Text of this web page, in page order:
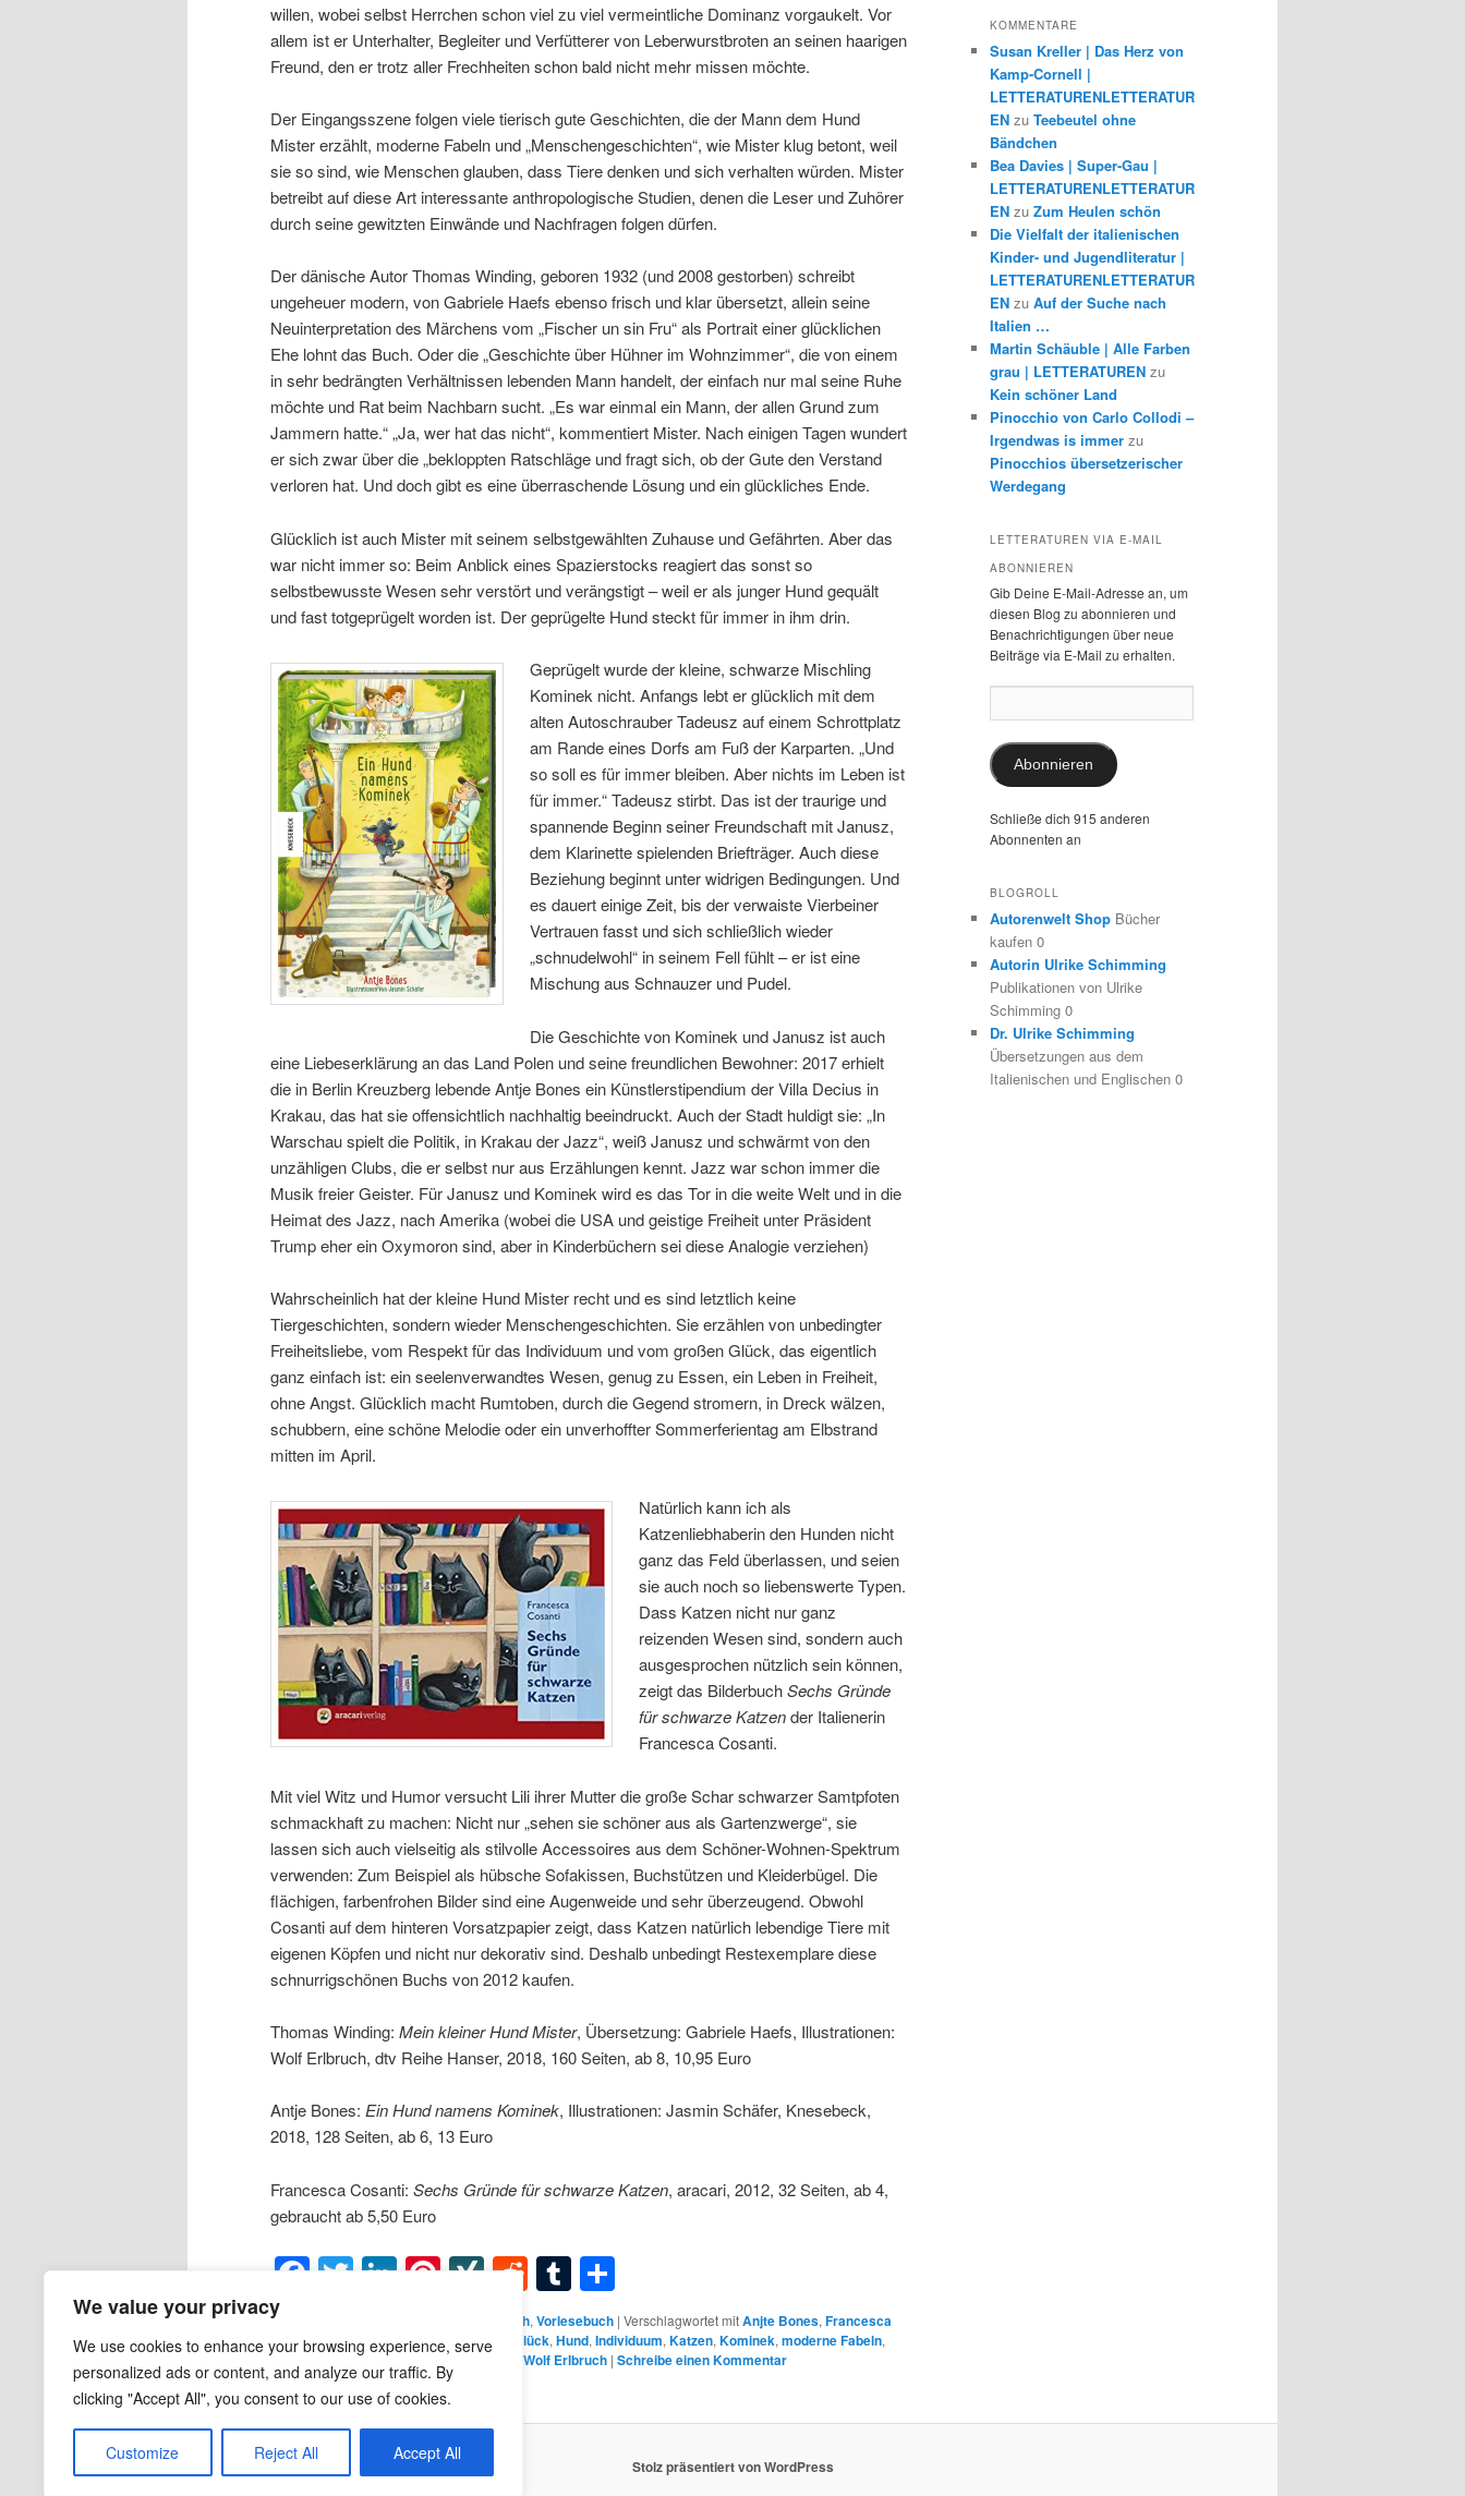
We value your privacy
We use cookies to enhance your browsing experience, serve
personalized ads or content, and analyze our traffic. By
clicking "Accept All", you consent to our use of cookies.
Customize Reject All Accept All
willen, wobei selbst Herrchen schon viel zu viel vermeintliche Dominanz vorgaukelt. Vor
allem ist er Unterhalter, Begleiter und Verfütterer von Leberwurstbroten an seinen haarigen
Freund, den er trotz aller Frechheiten schon bald nicht mehr missen möchte.
Der Eingangsszene folgen viele tierisch gute Geschichten, die der Mann dem Hund
Mister erzählt, moderne Fabeln und „Menschengeschichten“, wie Mister klug betont, weil
sie so sind, wie Menschen glauben, dass Tiere denken und sich verhalten würden. Mister
betreibt auf diese Art interessante anthropologische Studien, denen die Leser und Zuhörer
durch seine gewitzten Einwände und Nachfragen folgen dürfen.
Der dänische Autor Thomas Winding, geboren 1932 (und 2008 gestorben) schreibt
ungeheuer modern, von Gabriele Haefs ebenso frisch und klar übersetzt, allein seine
Neuinterpretation des Märchens vom „Fischer un sin Fru“ als Portrait einer glücklichen
Ehe lohnt das Buch. Oder die „Geschichte über Hühner im Wohnzimmer“, die von einem
in sehr bedrängten Verhältnissen lebenden Mann handelt, der einfach nur mal seine Ruhe
möchte und Rat beim Nachbarn sucht. „Es war einmal ein Mann, der allen Grund zum
Jammern hatte.“ „Ja, wer hat das nicht“, kommentiert Mister. Nach einigen Tagen wundert
er sich zwar über die „bekloppten Ratschläge und fragt sich, ob der Gute den Verstand
verloren hat. Und doch gibt es eine überraschende Lösung und ein glückliches Ende.
Glücklich ist auch Mister mit seinem selbstgewählten Zuhause und Gefährten. Aber das
war nicht immer so: Beim Anblick eines Spazierstocks reagiert das sonst so
selbstbewusste Wesen sehr verstört und verängstigt – weil er als junger Hund gequält
und fast totgeprügelt worden ist. Der geprügelte Hund steckt für immer in ihm drin.
Geprügelt wurde der kleine, schwarze Mischling
Kominek nicht. Anfangs lebt er glücklich mit dem
alten Autoschrauber Tadeusz auf einem Schrottplatz
am Rande eines Dorfs am Fuß der Karparten. „Und
so soll es für immer bleiben. Aber nichts im Leben ist
für immer.“ Tadeusz stirbt. Das ist der traurige und
spannende Beginn seiner Freundschaft mit Janusz,
dem Klarinette spielenden Briefträger. Auch diese
Beziehung beginnt unter widrigen Bedingungen. Und
es dauert einige Zeit, bis der verwaiste Vierbeiner
Vertrauen fasst und sich schließlich wieder
„schnudelwohl“ in seinem Fell fühlt – er ist eine
Mischung aus Schnauzer und Pudel.
Die Geschichte von Kominek und Janusz ist auch
eine Liebeserklärung an das Land Polen und seine freundlichen Bewohner: 2017 erhielt
die in Berlin Kreuzberg lebende Antje Bones ein Künstlerstipendium der Villa Decius in
Krakau, das hat sie offensichtlich nachhaltig beeindruckt. Auch der Stadt huldigt sie: „In
Warschau spielt die Politik, in Krakau der Jazz“, weiß Janusz und schwärmt von den
unzähligen Clubs, die er selbst nur aus Erzählungen kennt. Jazz war schon immer die
Musik freier Geister. Für Janusz und Kominek wird es das Tor in die weite Welt und in die
Heimat des Jazz, nach Amerika (wobei die USA und geistige Freiheit unter Präsident
Trump eher ein Oxymoron sind, aber in Kinderbüchern sei diese Analogie verziehen)
Wahrscheinlich hat der kleine Hund Mister recht und es sind letztlich keine
Tiergeschichten, sondern wieder Menschengeschichten. Sie erzählen von unbedingter
Freiheitsliebe, vom Respekt für das Individuum und vom großen Glück, das eigentlich
ganz einfach ist: ein seelenverwandtes Wesen, genug zu Essen, ein Leben in Freiheit,
ohne Angst. Glücklich macht Rumtoben, durch die Gegend stromern, in Dreck wälzen,
schubbern, eine schöne Melodie oder ein unverhoffter Sommerferientag am Elbstrand
mitten im April.
Natürlich kann ich als
Katzenliebhaberin den Hunden nicht
ganz das Feld überlassen, und seien
sie auch noch so liebenswerte Typen.
Dass Katzen nicht nur ganz
reizenden Wesen sind, sondern auch
ausgesprochen nützlich sein können,
zeigt das BilderbuchSechs Gründe
für schwarze Katzender Italienerin
Francesca Cosanti.
Mit viel Witz und Humor versucht Lili ihrer Mutter die große Schar schwarzer Samtpfoten
schmackhaft zu machen: Nicht nur „sehen sie schöner aus als Gartenzwerge“, sie
lassen sich auch vielseitig als stilvolle Accessoires aus dem Schöner-Wohnen-Spektrum
verwenden: Zum Beispiel als hübsche Sofakissen, Buchstützen und Kleiderbügel. Die
flächigen, farbenfrohen Bilder sind eine Augenweide und sehr überzeugend. Obwohl
Cosanti auf dem hinteren Vorsatzpapier zeigt, dass Katzen natürlich lebendige Tiere mit
eigenen Köpfen und nicht nur dekorativ sind. Deshalb unbedingt Restexemplare diese
schnurrigschönen Buchs von 2012 kaufen.
Thomas Winding: Mein kleiner Hund Mister, Übersetzung: Gabriele Haefs, Illustrationen:
Wolf Erlbruch, dtv Reihe Hanser, 2018, 160 Seiten, ab 8, 10,95 Euro
Antje Bones: Ein Hund namens Kominek, Illustrationen: Jasmin Schäfer, Knesebeck,
2018, 128 Seiten, ab 6, 13 Euro
Francesca Cosanti: Sechs Gründe für schwarze Katzen, aracari, 2012, 32 Seiten, ab 4,
gebraucht ab 5,50 Euro
Facebook
Twitter
LinkedIn
Pinterest
XINGRedditTumblr
Veröffentlicht unter Kinderbuch, Vorlesebuch | Verschlagwortet mitAnjte Bones, Francesca
Cosanti,Freundschaft,Gabriele Haefs Glück, Hund, Individuum, Katzen, Kominek, moderne Fabeln,
Polen Querköpfe Thomas Winding Wolf Erlbruch | Schreibe einen Kommentar
KOMMENTARE
Susan Kreller | Das Herz von
Kamp-Cornell |
LETTERATURENLETTERATUR
EN zu Teebeutel ohne
Bändchen
Bea Davies | Super-Gau |
LETTERATURENLETTERATUR
EN zu Zum Heulen schön
Die Vielfalt der italienischen
Kinder- und Jugendliteratur |
LETTERATURENLETTERATUR
EN zu Auf der Suche nach
Italien …
Martin Schäuble | Alle Farben
grau | LETTERATUREN zu
Kein schöner Land
Pinocchio von Carlo Collodi –
Irgendwas is immer zu
Pinocchios übersetzerischer
Werdegang
LETTERATUREN VIA E-MAIL
ABONNIEREN
Gib Deine E-Mail-Adresse an, um
diesen Blog zu abonnieren und
Benachrichtigungen über neue
Beiträge via E-Mail zu erhalten.
Mail-
Abonnieren
Schließe dich 915 anderen
Abonnenten an
BLOGROLL
Autorenwelt Shop Bücher
kaufen 0
Autorin Ulrike Schimming
Publikationen von Ulrike
Schimming 0
Dr. Ulrike Schimming
Übersetzungen aus dem
Italienischen und Englischen 0
Stolz präsentiert von WordPress